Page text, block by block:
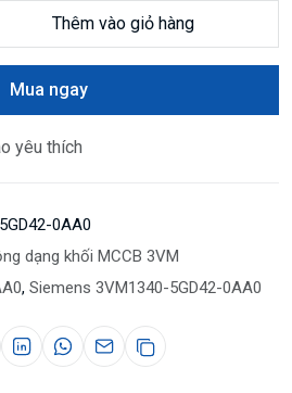
Thêm vào giỏ hàng
Mua ngay
yêu thích
0AA0
dạng khối MCCB 3VM
, Siemens 3VM1340-5GD42-0AA0